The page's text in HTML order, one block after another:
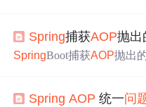
的执行顺序，并重点说明
系。同时，使用Mermaid
的回滚异常 和日志错位问
Spring捕获AOP抛出
SpringBoot捕获AOP抛出
现了这样的一个场景，有
Spring AOP 统一问